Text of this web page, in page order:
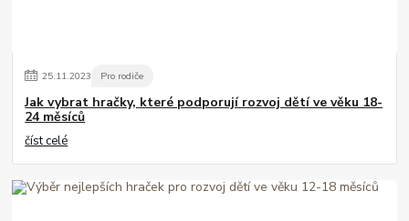
25.11.2023 Pro rodiče
Jak vybrat hračky, které podporují rozvoj dětí ve věku 18-
24 měsíců
číst celé